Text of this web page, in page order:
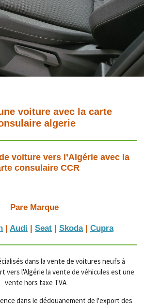
voiture avec la carte
algerie
voiture vers l’Algérie avec la
consulaire CCR
Pare Marque
| Audi | Seat | Skoda| Cupra
dans la vente de voitures neufs à
vers l'Algérie la vente de véhicules est une
vente hors taxe TVA
dans le dédouanement de l'export des